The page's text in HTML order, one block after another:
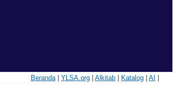
Beranda| YLSA.org| Alkitab| Katalog| AI